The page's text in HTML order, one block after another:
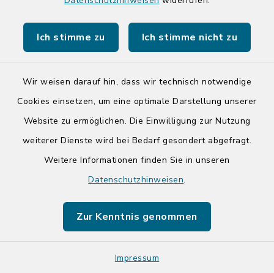
Ich stimme zu Ich stimme nicht zu
Wir weisen darauf hin, dass wir technisch notwendige
Cookies einsetzen, um eine optimale Darstellung unserer
Website zu ermöglichen. Die Einwilligung zur Nutzung
weiterer Dienste wird bei Bedarf gesondert abgefragt.
Weitere Informationen finden Sie in unseren
Datenschutzhinweisen.
Zur Kenntnis genommen
Impressum
Dorfstraße 46, 24640
Hasenmoor
+49 4195 990529
Doppio Café - Bar -
Oldesloer Straße 1, 23795